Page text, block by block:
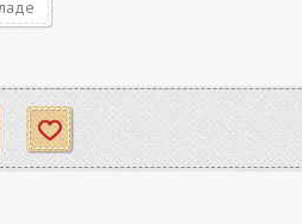
Отложить